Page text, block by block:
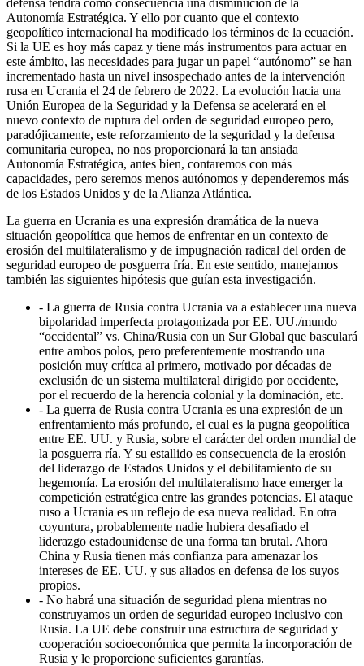
defensa tendrá como consecuencia una disminución de la
Autonomía Estratégica. Y ello por cuanto que el contexto
geopolítico internacional ha modificado los términos de la ecuación.
Si la UE es hoy más capaz y tiene más instrumentos para actuar en
este ámbito, las necesidades para jugar un papel “autónomo” se han
incrementado hasta un nivel insospechado antes de la intervención
rusa en Ucrania el 24 de febrero de 2022. La evolución hacia una
Unión Europea de la Seguridad y la Defensa se acelerará en el
nuevo contexto de ruptura del orden de seguridad europeo pero,
paradójicamente, este reforzamiento de la seguridad y la defensa
comunitaria europea, no nos proporcionará la tan ansiada
Autonomía Estratégica, antes bien, contaremos con más
capacidades, pero seremos menos autónomos y dependeremos más
de los Estados Unidos y de la Alianza Atlántica.
La guerra en Ucrania es una expresión dramática de la nueva
situación geopolítica que hemos de enfrentar en un contexto de
erosión del multilateralismo y de impugnación radical del orden de
seguridad europeo de posguerra fría. En este sentido, manejamos
también las siguientes hipótesis que guían esta investigación.
- La guerra de Rusia contra Ucrania va a establecer una nueva
bipolaridad imperfecta protagonizada por EE. UU./mundo
“occidental” vs. China/Rusia con un Sur Global que basculará
entre ambos polos, pero preferentemente mostrando una
posición muy crítica al primero, motivado por décadas de
exclusión de un sistema multilateral dirigido por occidente,
por el recuerdo de la herencia colonial y la dominación, etc.
- La guerra de Rusia contra Ucrania es una expresión de un
enfrentamiento más profundo, el cual es la pugna geopolítica
entre EE. UU. y Rusia, sobre el carácter del orden mundial de
la posguerra ría. Y su estallido es consecuencia de la erosión
del liderazgo de Estados Unidos y el debilitamiento de su
hegemonía. La erosión del multilateralismo hace emerger la
competición estratégica entre las grandes potencias. El ataque
ruso a Ucrania es un reflejo de esa nueva realidad. En otra
coyuntura, probablemente nadie hubiera desafiado el
liderazgo estadounidense de una forma tan brutal. Ahora
China y Rusia tienen más confianza para amenazar los
intereses de EE. UU. y sus aliados en defensa de los suyos
propios.
- No habrá una situación de seguridad plena mientras no
construyamos un orden de seguridad europeo inclusivo con
Rusia. La UE debe construir una estructura de seguridad y
cooperación socioeconómica que permita la incorporación de
Rusia y le proporcione suficientes garantías.